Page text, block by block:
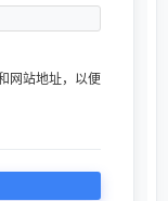
网站地址，以便